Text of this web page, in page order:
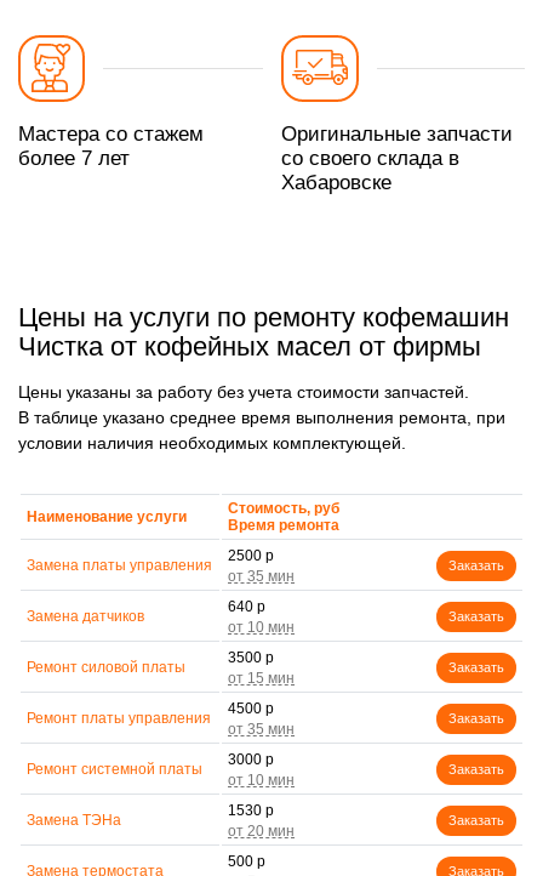
Мастера со стажем
более 7 лет
Оригинальные запчасти
со своего склада в
Хабаровске
Цены на услуги по ремонту кофемашин
Чистка от кофейных масел от фирмы
Цены указаны за работу без учета стоимости запчастей.
В таблице указано среднее время выполнения ремонта, при
условии наличия необходимых комплектующей.
Наименование услуги
Стоимость, руб
Время ремонта
Замена платы управления
2500 р
Заказать
Замена датчиков
640 р
Заказать
Ремонт силовой платы
3500 р
Заказать
Ремонт платы управления
4500 р
Заказать
Ремонт системной платы
3000 р
Заказать
Замена ТЭНа
1530 р
Заказать
Замена термостата
500 р
Заказать